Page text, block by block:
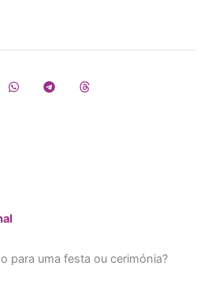
para uma festa ou cerimónia?